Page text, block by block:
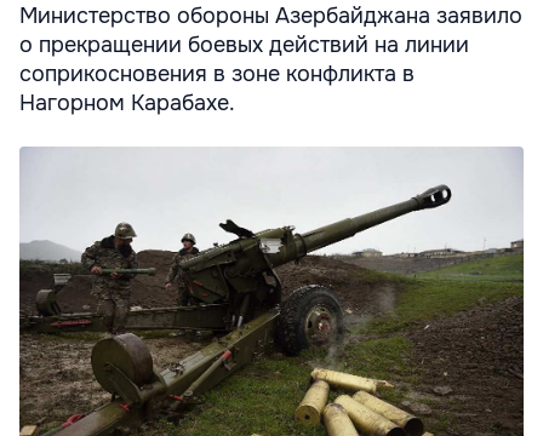
Министерство обороны Азербайджана заявило
о прекращении боевых действий на линии
соприкосновения в зоне конфликта в
Нагорном Карабахе.